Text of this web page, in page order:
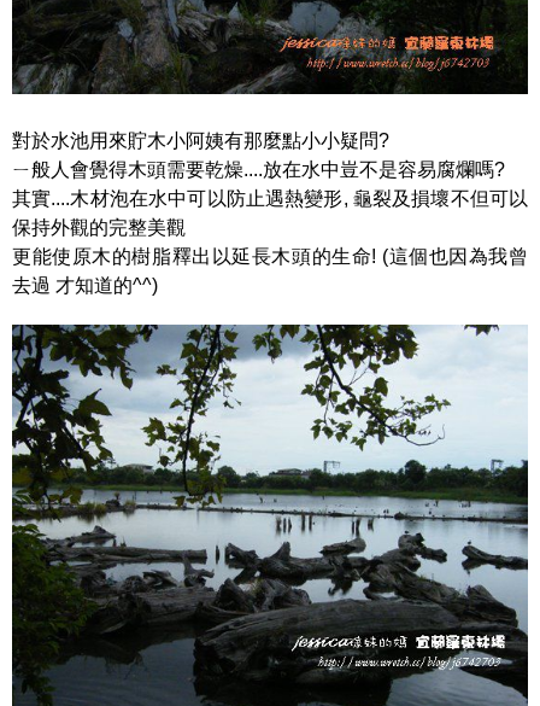
對於水池用來貯木小阿姨有那麼點小小疑問?
ㄧ般人會覺得木頭需要乾燥....放在水中豈不是容易腐爛嗎?
其實....木材泡在水中可以防止遇熱變形, 龜裂及損壞不但可以
保持外觀的完整美觀
更能使原木的樹脂釋出以延長木頭的生命! (這個也因為我曾
去過 才知道的^^)